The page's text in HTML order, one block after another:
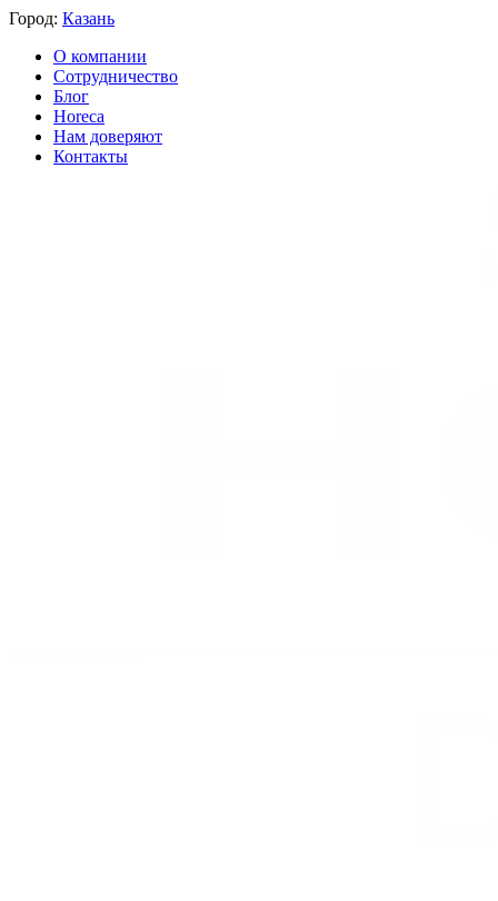
Город: Казань
О компании
Сотрудничество
Блог
Horeca
Нам доверяют
Контакты